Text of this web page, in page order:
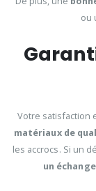
ou
Votre satisfaction
matériaux de
les accrocs. Si un
un